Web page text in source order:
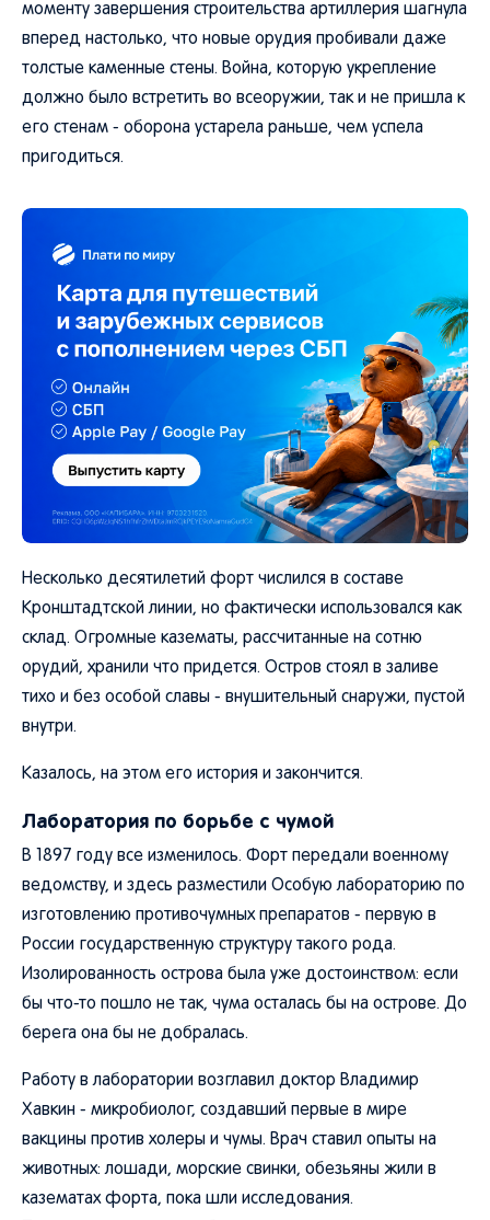
моменту завершения строительства артиллерия шагнула
вперед настолько, что новые орудия пробивали даже
толстые каменные стены. Война, которую укрепление
должно было встретить во всеоружии, так и не пришла к
его стенам - оборона устарела раньше, чем успела
пригодиться.
Несколько десятилетий форт числился в составе
Кронштадтской линии, но фактически использовался как
склад. Огромные казематы, рассчитанные на сотню
орудий, хранили что придется. Остров стоял в заливе
тихо и без особой славы - внушительный снаружи, пустой
внутри.
Казалось, на этом его история и закончится.
Лаборатория по борьбе с чумой
В 1897 году все изменилось. Форт передали военному
ведомству, и здесь разместили Особую лабораторию по
изготовлению противочумных препаратов - первую в
России государственную структуру такого рода.
Изолированность острова была уже достоинством: если
бы что-то пошло не так, чума осталась бы на острове. До
берега она бы не добралась.
Работу в лаборатории возглавил доктор Владимир
Хавкин - микробиолог, создавший первые в мире
вакцины против холеры и чумы. Врач ставил опыты на
животных: лошади, морские свинки, обезьяны жили в
казематах форта, пока шли исследования.